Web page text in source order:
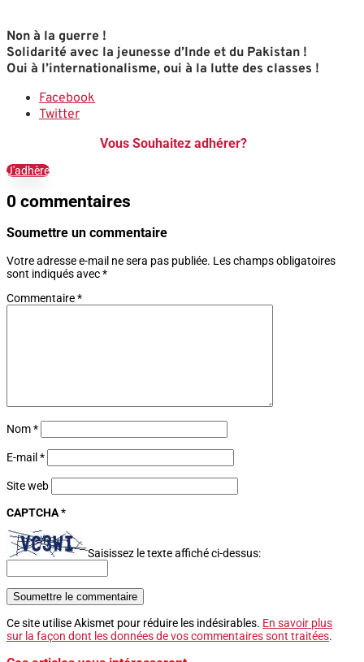
Non à la guerre !
Solidarité avec la jeunesse d’Inde et du Pakistan !
Oui à l’internationalisme, oui à la lutte des classes !
Facebook
Twitter
Vous Souhaitez adhérer?
J'adhère
0 commentaires
Soumettre un commentaire
Votre adresse e-mail ne sera pas publiée. Les champs obligatoires
sont indiqués avec*
Commentaire*
Nom*
E-mail *
Site web
CAPTCHA*
Saisissez le texte affiché ci-dessus:
Soumettre le commentaire
Ce site utilise Akismet pour réduire les indésirables. En savoir plus
sur la façon dont les données de vos commentaires sont traitées.